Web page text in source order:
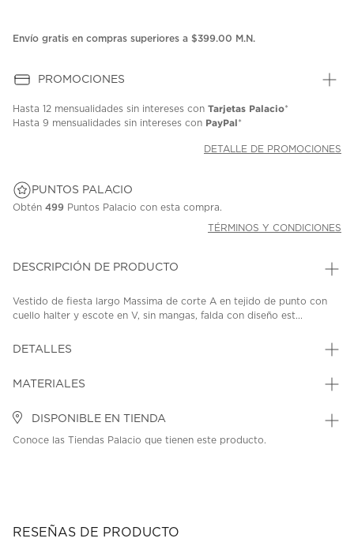
Envío gratis en compras superiores a $399.00 M.N.
PROMOCIONES
Hasta 12 mensualidades sin intereses con Tarjetas Palacio*
Hasta 9 mensualidades sin intereses con PayPal*
DETALLE DE PROMOCIONES
PUNTOS PALACIO
Obtén 499 Puntos Palacio con esta compra.
TÉRMINOS Y CONDICIONES
DESCRIPCIÓN DE PRODUCTO
Vestido de fiesta largo Massima de corte A en tejido de punto con
cuello halter y escote en V, sin mangas, falda con diseño est...
DETALLES
MATERIALES
DISPONIBLE EN TIENDA
Conoce las Tiendas Palacio que tienen este producto.
RESEÑAS DE PRODUCTO